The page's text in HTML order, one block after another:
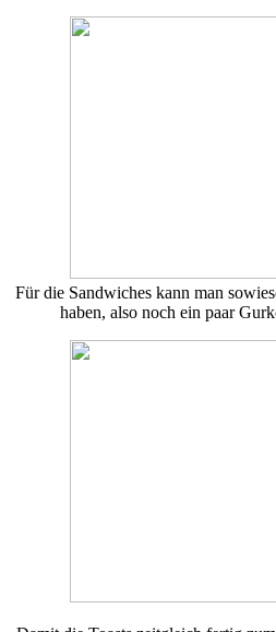
Für die Sandwiches kann man
haben, also noch ein paar